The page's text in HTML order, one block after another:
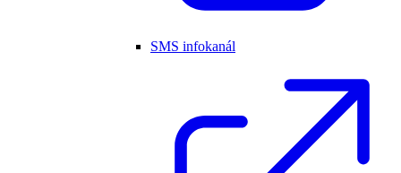
SMS infokanál